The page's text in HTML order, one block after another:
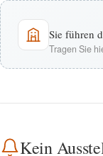
Sie führen
Tragen Sie
Kein